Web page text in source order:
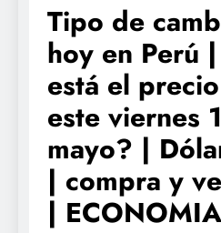
Tipo de
hoy en Perú
está el
este viernes
mayo? |
| compra y
| ECONOMIA